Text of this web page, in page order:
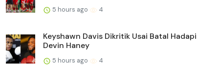
5 hours ago 4
Keyshawn Davis Dikritik Usai Batal Hadapi
Devin Haney
5 hours ago 4